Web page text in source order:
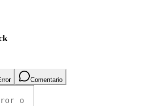
Comentario